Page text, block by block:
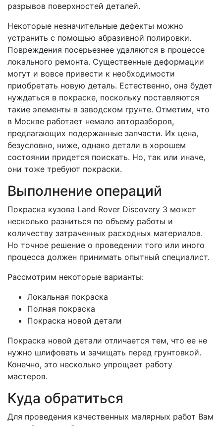
разрывов поверхностей деталей.
Некоторые незначительные дефекты можно
устранить с помощью абразивной полировки.
Повреждения посерьезнее удаляются в процессе
локального ремонта. Существенные деформации
могут и вовсе привести к необходимости
приобретать новую деталь. Естественно, она будет
нуждаться в покраске, поскольку поставляются
такие элементы в заводском грунте. Отметим, что
в Москве работает немало авторазборов,
предлагающих подержанные запчасти. Их цена,
безусловно, ниже, однако детали в хорошем
состоянии придется поискать. Но, так или иначе,
они тоже требуют покраски.
Выполнение операций
Покраска кузова Land Rover Discovery 3 может
несколько разниться по объему работы и
количеству затраченных расходных материалов.
Но точное решение о проведении того или иного
процесса должен принимать опытный специалист.
Рассмотрим некоторые варианты:
Локальная покраска
Полная покраска
Покраска новой детали
Покраска новой детали отличается тем, что ее не
нужно шлифовать и зачищать перед грунтовкой.
Конечно, это несколько упрощает работу
мастеров.
Куда обратиться
Для проведения качественных малярных работ Вам